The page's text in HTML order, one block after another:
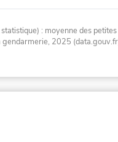
: moyenne des
2025